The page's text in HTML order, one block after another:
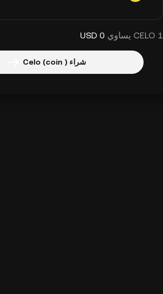
1 CELO يساوي 0 USD
شراء Celo (coin )